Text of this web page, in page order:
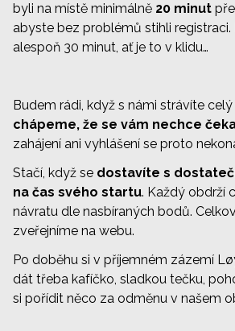
byli na místě minimálně 20 minut
abyste bez problémů stihli registraci.
alespoň 30 minut, ať je to v klidu…
Budem rádi, když s námi strávíte celý
chápeme, že se vám nechce
zahájení ani vyhlášení se proto
Stačí, když se dostavíte s
na čas svého startu. Každý obdrží
návratu dle nasbíraných bodů.
zveřejníme na webu.
Po doběhu si v příjemném zázemí
dát třeba kafíčko, sladkou tečku,
si pořídit něco za odměnu v našem